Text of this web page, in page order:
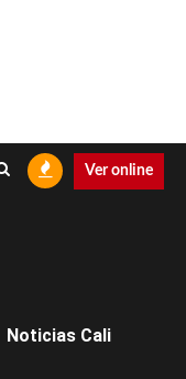
Noticias Cali
Ver online